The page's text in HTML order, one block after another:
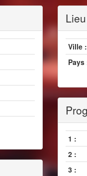
Lieu
Ville :
Pays
1 :
2 :
3 :